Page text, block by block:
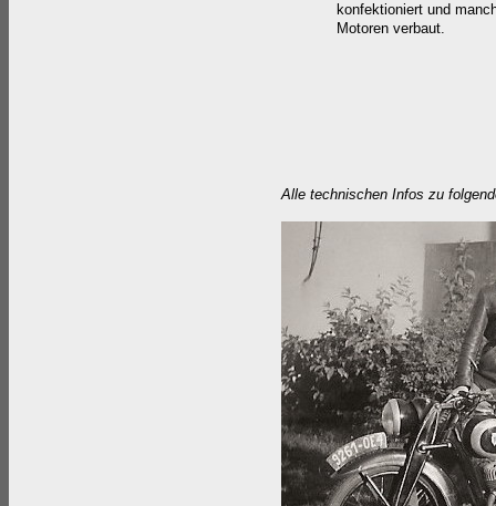
konfektioniert und
Motoren verbaut.
Alle technischen Infos zu